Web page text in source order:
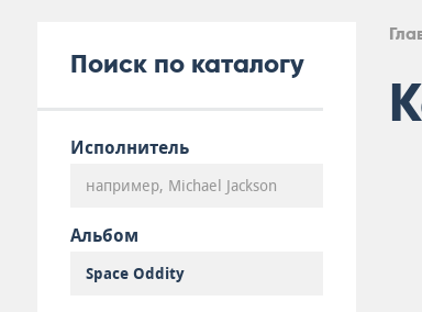
Поиск по каталогу
Исполнитель
Альбом